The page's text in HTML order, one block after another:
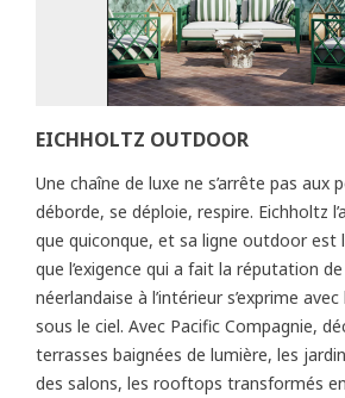
EICHHOLTZ OUTDOOR
Une chaîne de luxe ne s’arrête pas aux
déborde, se déploie, respire. Eichholtz
que quiconque, et sa ligne outdoor est
que l’exigence qui a fait la réputation
néerlandaise à l’intérieur s’exprime
sous le ciel. Avec Pacific Compagnie,
terrasses baignées de lumière, les
des salons, les rooftops transformés